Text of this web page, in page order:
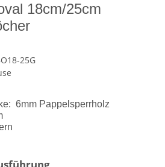
18cm/25cm
25G
6mm Pappelsperrholz